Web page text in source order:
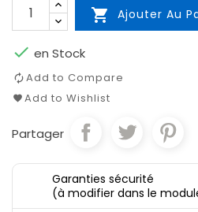
 Ajouter Au
 en Stock
Add to Compare
Add to Wishlist
Partager
Garanties sécurité
(à modifier dans le